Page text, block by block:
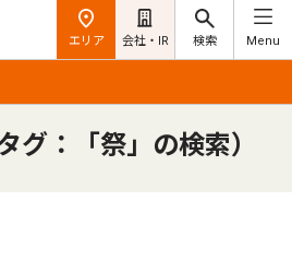
エリア 会社・IR 検索 Menu
グ：「祭」の検索）